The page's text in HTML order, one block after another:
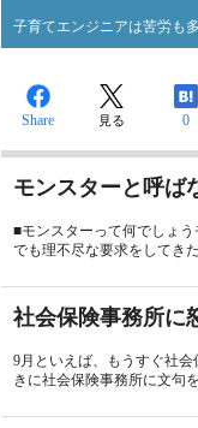
子育てエンジニアは苦労も
Share 見る 0
モンスターと呼ば
■モンスターって何でしょ
でも理不尽な要求をしてき
社会保険事務所に
9月といえば、もうすぐ社
きに社会保険事務所に文句